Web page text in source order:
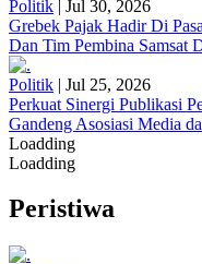
Politik | Jul 30, 2026
Grebek Pajak Hadir Di
Dan Tim Pembina Samsat
Politik | Jul 25, 2026
Perkuat Sinergi Publikasi
Gandeng Asosiasi Media
Loadding
Loadding
Peristiwa